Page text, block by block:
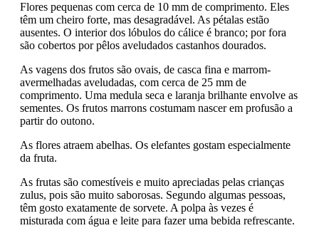
Flores pequenas com cerca de 10 mm de comprimento. Eles
têm um cheiro forte, mas desagradável. As pétalas estão
ausentes. O interior dos lóbulos do cálice é branco; por fora
são cobertos por pêlos aveludados castanhos dourados.
As vagens dos frutos são ovais, de casca fina e marrom-
avermelhadas aveludadas, com cerca de 25 mm de
comprimento. Uma medula seca e laranja brilhante envolve as
sementes. Os frutos marrons costumam nascer em profusão a
partir do outono.
As flores atraem abelhas. Os elefantes gostam especialmente
da fruta.
As frutas são comestíveis e muito apreciadas pelas crianças
zulus, pois são muito saborosas. Segundo algumas pessoas,
têm gosto exatamente de sorvete. A polpa às vezes é
misturada com água e leite para fazer uma bebida refrescante.